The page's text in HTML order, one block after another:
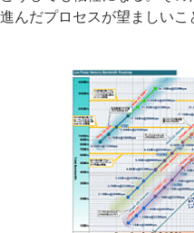
進んだプロセスが望ましいこ